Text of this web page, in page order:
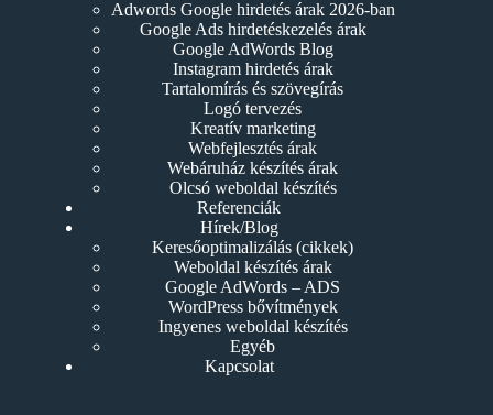
Adwords Google hirdetés árak 2026-ban
Google Ads hirdetéskezelés árak
Google AdWords Blog
Instagram hirdetés árak
Tartalomírás és szövegírás
Logó tervezés
Kreatív marketing
Webfejlesztés árak
Webáruház készítés árak
Olcsó weboldal készítés
Referenciák
Hírek/Blog
Keresőoptimalizálás (cikkek)
Weboldal készítés árak
Google AdWords – ADS
WordPress bővítmények
Ingyenes weboldal készítés
Egyéb
Kapcsolat